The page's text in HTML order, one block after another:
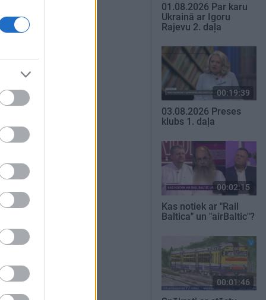
01.08.2026 Par karu
Ukrainā ar Igoru
Rajevu 2. daļa
00:19:39
03.08.2026 Preses
klubs 1. daļa
00:02:15
Kas notiek ar "Rail
Baltica" un "airBaltic"?
00:01:46